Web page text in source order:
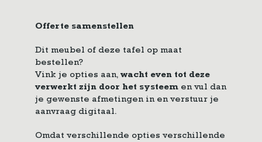
Offerte samenstellen
Dit meubel of deze tafel op maat
bestellen?
Vink je opties aan, wacht even tot deze
verwerkt zijn door het systeem en vul dan
je gewenste afmetingen in en verstuur je
aanvraag digitaal.
Omdat verschillende opties verschillende